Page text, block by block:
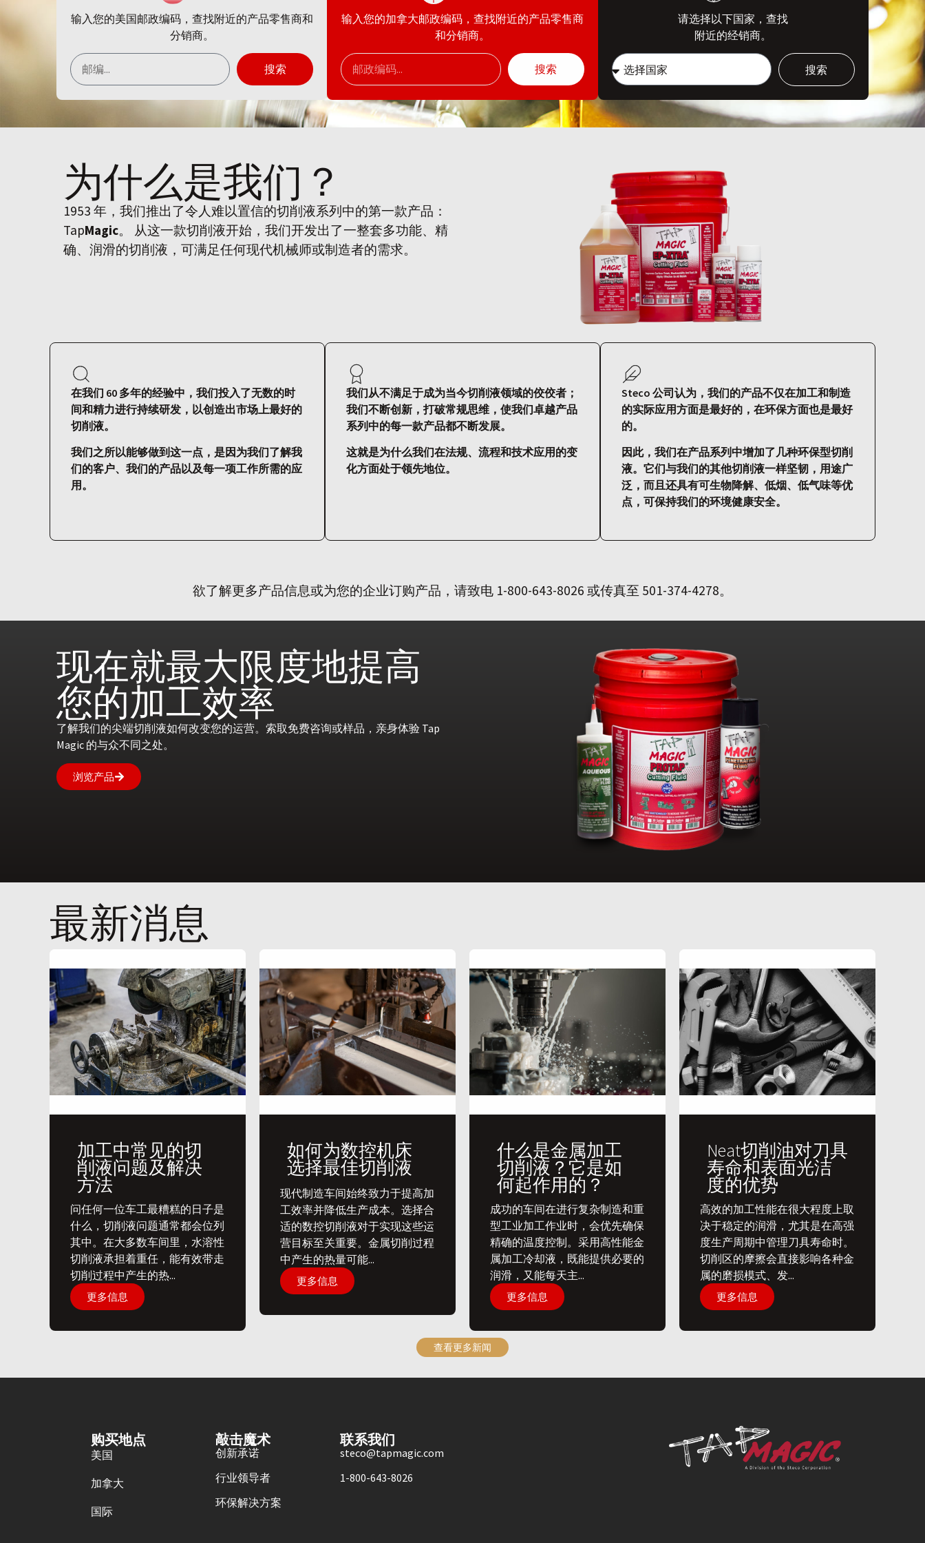
输入您的美国邮政编码，查找附近的产品零售商和
分销商。
搜索
输入您的加拿大邮政编码，查找附近的产品零售商
和分销商。
搜索
请选择以下国家，查找
附近的经销商。
搜索
为什么是我们 ？
1953 年，我们推出了令人难以置信的切削液系列中的第一款产品：
TapMagic。 从这一款切削液开始，我们开发出了一整套多功能、精
确、润滑的切削液，可满足任何现代机械师或制造者的需求。
在我们 60 多年的经验中，我们投入了无数的时
间和精力进行持续研发，以创造出市场上最好的
切削液。
我们之所以能够做到这一点，是因为我们了解我
们的客户、我们的产品以及每一项工作所需的应
用。
我们从不满足于成为当今切削液领域的佼佼者；
我们不断创新，打破常规思维，使我们卓越产品
系列中的每一款产品都不断发展。
这就是为什么我们在法规、流程和技术应用的变
化方面处于领先地位。
Steco 公司认为，我们的产品不仅在加工和制造
的实际应用方面是最好的，在环保方面也是最好
的。
因此，我们在产品系列中增加了几种环保型切削
液。它们与我们的其他切削液一样坚韧，用途广
泛，而且还具有可生物降解、低烟、低气味等优
点，可保持我们的环境健康安全。
欲了解更多产品信息或为您的企业订购产品，请致电 1-800-643-8026 或传真至 501-374-4278。
现在就最大限度地提高
您的加工效率
了解我们的尖端切削液如何改变您的运营。索取免费咨询或样品，亲身体验 Tap
Magic 的与众不同之处。
浏览产品
最新消息
加工中常见的切
削液问题及解决
方法
问任何一位车工最糟糕的日子是
什么，切削液问题通常都会位列
其中。在大多数车间里，水溶性
切削液承担着重任，能有效带走
切削过程中产生的热...
更多信息
如何为数控机床
选择最佳切削液
​现代制造车间始终致力于提高加
工效率并降低生产成本。选择合
适的数控切削液对于实现这些运
营目标至关重要。金属切削过程
中产生的热量可能...
更多信息
什么是金属加工
切削液？它是如
何起作用的？
​成功的车间在进行复杂制造和重
型工业加工作业时，会优先确保
精确的温度控制。采用高性能金
属加工冷却液，既能提供必要的
润滑，又能每天主...
更多信息
Neat切削油对刀具
寿命和表面光洁
度的优势
​高效的加工性能在很大程度上取
决于稳定的润滑，尤其是在高强
度生产周期中管理刀具寿命时。
切削区的摩擦会直接影响各种金
属的磨损模式、发...
更多信息
查看更多新闻
购买地点
美国
加拿大
国际
敲击魔术
创新承诺
行业领导者
环保解决方案
联系我们
steco@tapmagic.com
1-800-643-8026